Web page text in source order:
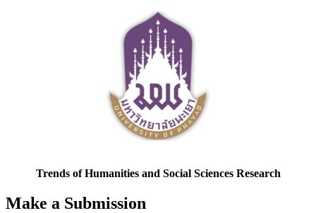
Trends of Humanities and Social Sciences Research
Make a Submission